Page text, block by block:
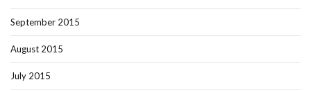
September 2015
August 2015
July 2015